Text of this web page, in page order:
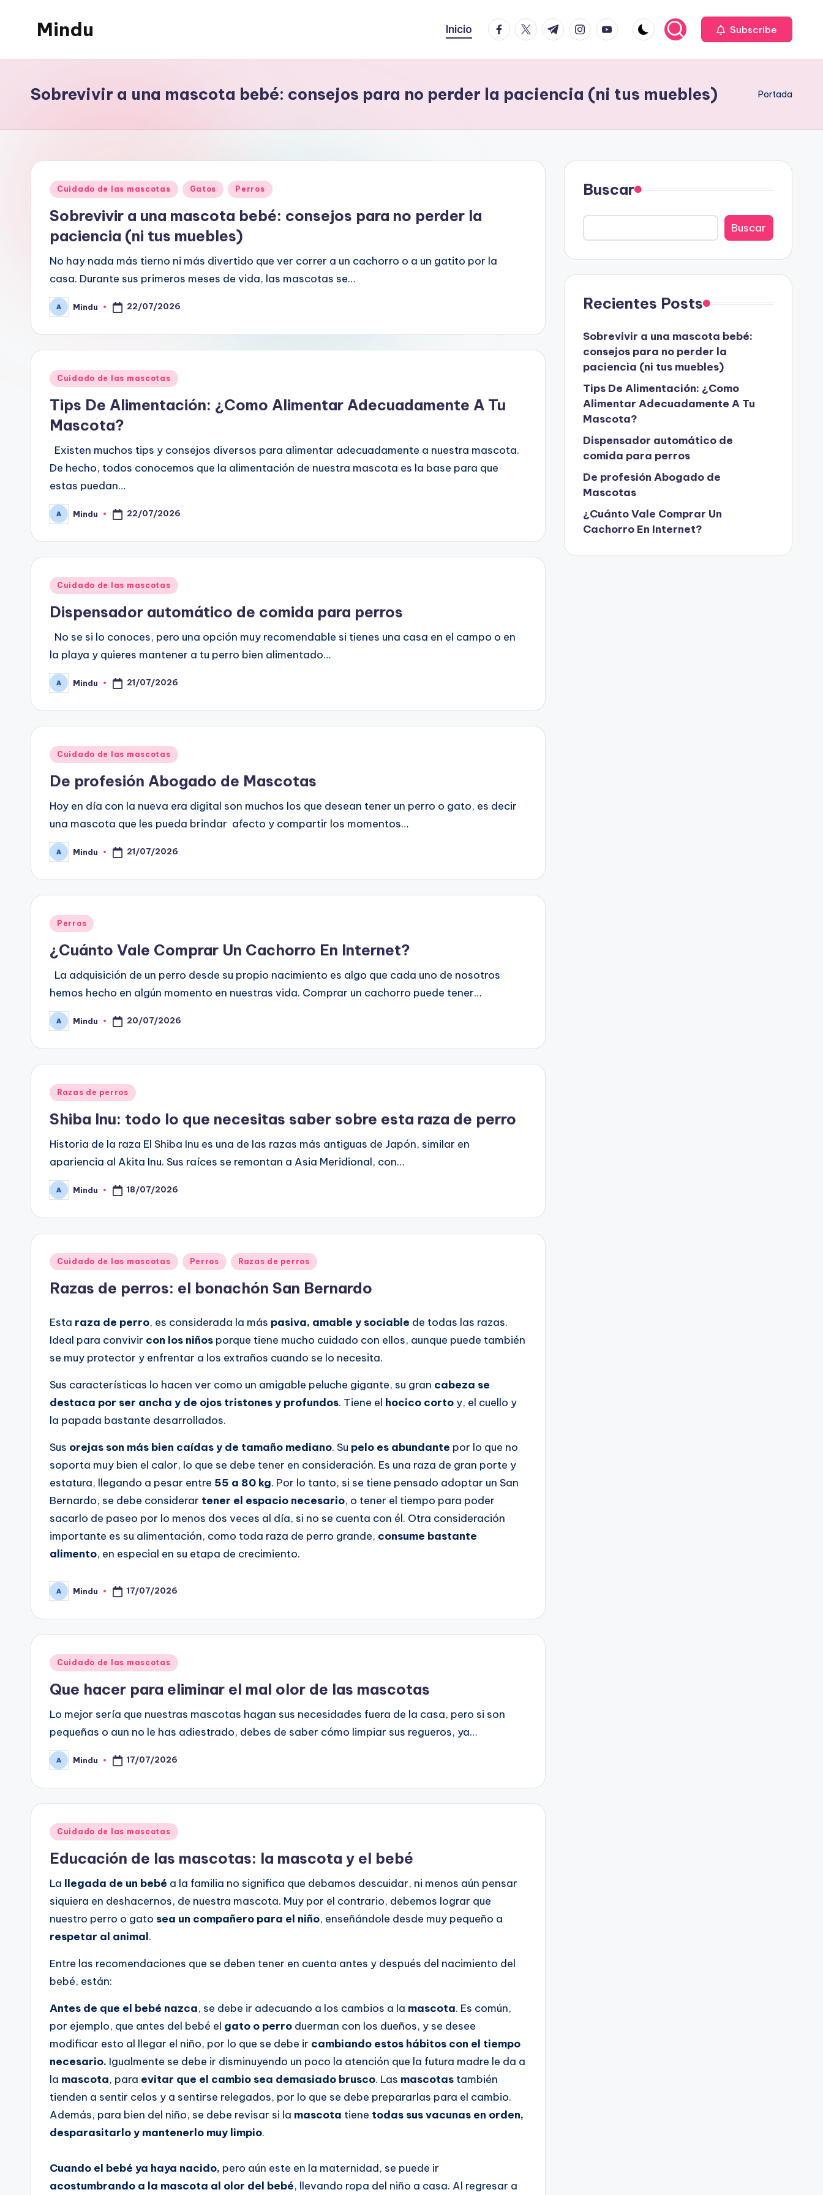
Mindu Inicio facebook.com
twitter.com
t.me instagram.com
youtube.com Subscribe
Sobrevivir a una mascota bebé: consejos para no perder la paciencia (ni tus muebles) Portada
Publicado
Cuidado de las mascotas Gatos Perros
Sobrevivir a una mascota bebé: consejos para no perder la
paciencia (ni tus muebles)
No hay nada más tierno ni más divertido que ver correr a un cachorro o a un gatito por la
casa. Durante sus primeros meses de vida, las mascotas se…
Publicado
por
Mindu 22/07/2026
Publicado
Cuidado de las mascotas
Tips De Alimentación: ¿Como Alimentar Adecuadamente A Tu
Mascota?
Existen muchos tips y consejos diversos para alimentar adecuadamente a nuestra mascota.
De hecho, todos conocemos que la alimentación de nuestra mascota es la base para que
estas puedan…
Publicado
por
Mindu 22/07/2026
Publicado
Cuidado de las mascotas
Dispensador automático de comida para perros
No se si lo conoces, pero una opción muy recomendable si tienes una casa en el campo o en
la playa y quieres mantener a tu perro bien alimentado…
Publicado
por
Mindu 21/07/2026
Publicado
Cuidado de las mascotas
De profesión Abogado de Mascotas
Hoy en día con la nueva era digital son muchos los que desean tener un perro o gato, es decir
una mascota que les pueda brindar afecto y compartir los momentos…
Publicado
por
Mindu 21/07/2026
Publicado
Perros
¿Cuánto Vale Comprar Un Cachorro En Internet?
La adquisición de un perro desde su propio nacimiento es algo que cada uno de nosotros
hemos hecho en algún momento en nuestras vida. Comprar un cachorro puede tener…
Publicado
por
Mindu 20/07/2026
Publicado
Razas de perros
Shiba Inu: todo lo que necesitas saber sobre esta raza de perro
Historia de la raza El Shiba Inu es una de las razas más antiguas de Japón, similar en
apariencia al Akita Inu. Sus raíces se remontan a Asia Meridional, con…
Publicado
por
Mindu 18/07/2026
Publicado
Cuidado de las mascotas Perros Razas de perros
Razas de perros: el bonachón San Bernardo
Esta raza de perro, es considerada la más pasiva, amable y sociable de todas las razas.
Ideal para convivir con los niños porque tiene mucho cuidado con ellos, aunque puede también
se muy protector y enfrentar a los extraños cuando se lo necesita.
Sus características lo hacen ver como un amigable peluche gigante, su gran cabeza se
destaca por ser ancha y de ojos tristones y profundos. Tiene el hocico corto y, el cuello y
la papada bastante desarrollados.
Sus orejas son más bien caídas y de tamaño mediano. Su pelo es abundante por lo que no
soporta muy bien el calor, lo que se debe tener en consideración. Es una raza de gran porte y
estatura, llegando a pesar entre 55 a 80 kg. Por lo tanto, si se tiene pensado adoptar un San
Bernardo, se debe considerar tener el espacio necesario, o tener el tiempo para poder
sacarlo de paseo por lo menos dos veces al día, si no se cuenta con él. Otra consideración
importante es su alimentación, como toda raza de perro grande, consume bastante
alimento, en especial en su etapa de crecimiento.
Publicado
por
Mindu 17/07/2026
Publicado
Cuidado de las mascotas
Que hacer para eliminar el mal olor de las mascotas
Lo mejor sería que nuestras mascotas hagan sus necesidades fuera de la casa, pero si son
pequeñas o aun no le has adiestrado, debes de saber cómo limpiar sus regueros, ya…
Publicado
por
Mindu 17/07/2026
Publicado
Cuidado de las mascotas
Educación de las mascotas: la mascota y el bebé
La llegada de un bebé a la familia no significa que debamos descuidar, ni menos aún pensar
siquiera en deshacernos, de nuestra mascota. Muy por el contrario, debemos lograr que
nuestro perro o gato sea un compañero para el niño, enseñándole desde muy pequeño a
respetar al animal.
Entre las recomendaciones que se deben tener en cuenta antes y después del nacimiento del
bebé, están:
Antes de que el bebé nazca, se debe ir adecuando a los cambios a la mascota. Es común,
por ejemplo, que antes del bebé el gato o perro duerman con los dueños, y se desee
modificar esto al llegar el niño, por lo que se debe ir cambiando estos hábitos con el tiempo
necesario. Igualmente se debe ir disminuyendo un poco la atención que la futura madre le da a
la mascota, para evitar que el cambio sea demasiado brusco. Las mascotas también
tienden a sentir celos y a sentirse relegados, por lo que se debe prepararlas para el cambio.
Además, para bien del niño, se debe revisar si la mascota tiene todas sus vacunas en orden,
desparasitarlo y mantenerlo muy limpio.
Cuando el bebé ya haya nacido, pero aún este en la maternidad, se puede ir
acostumbrando a la mascota al olor del bebé, llevando ropa del niño a casa. Al regresar a
Buscar
Buscar
Recientes Posts
Sobrevivir a una mascota bebé:
consejos para no perder la
paciencia (ni tus muebles)
Tips De Alimentación: ¿Como
Alimentar Adecuadamente A Tu
Mascota?
Dispensador automático de
comida para perros
De profesión Abogado de
Mascotas
¿Cuánto Vale Comprar Un
Cachorro En Internet?